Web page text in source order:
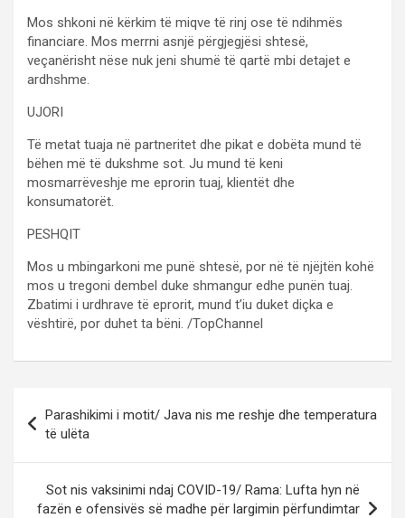
Mos shkoni në kërkim të miqve të rinj ose të ndihmës
financiare. Mos merrni asnjë përgjegjësi shtesë,
veçanërisht nëse nuk jeni shumë të qartë mbi detajet e
ardhshme.
UJORI
Të metat tuaja në partneritet dhe pikat e dobëta mund të
bëhen më të dukshme sot. Ju mund të keni
mosmarrëveshje me eprorin tuaj, klientët dhe
konsumatorët.
PESHQIT
Mos u mbingarkoni me punë shtesë, por në të njëjtën kohë
mos u tregoni dembel duke shmangur edhe punën tuaj.
Zbatimi i urdhrave të eprorit, mund t’iu duket diçka e
vështirë, por duhet ta bëni. /TopChannel
s
Parashikimi i motit/ Java nis me reshje dhe temperatura
të ulëta
Sot nis vaksinimi ndaj COVID-19/ Rama: Lufta hyn në
fazën e ofensivës së madhe për largimin përfundimtar